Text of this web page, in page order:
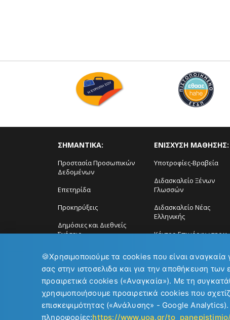
ΣΗΜΑΝΤΙΚΑ:
Προστασία Προσωπικών
Δεδομένων
Επετηρίδα
Προκηρύξεις
Δημόσιες και Διεθνείς
Σχέσεις
ΕΝΙΣΧΥΣΗ ΜΑΘΗΣΗΣ:
Υποτροφίες-Βραβεία
Διδασκαλείο Ξένων
Γλωσσών
Διδασκαλείο Νέας
Ελληνικής
Κέντρο Επιμόρφωσης ϗ
Copyright © 2026
Εθνικό και Καποδιστριακό Πανεπιστήμιο
🍪Χρησιμοποιούμε τα cookies που είναι αναγκαία
σας στην ιστοσελιδα και για την αποθήκευση
προαιρετικά cookies («Αναγκαία»). Με τη
χρησιμοποιήσουμε προαιρετικά cookies που
επισκεψιμότητας («Ανάλυσης» - Google Analytics).
πληροφορίες:https://www.uoa.gr/